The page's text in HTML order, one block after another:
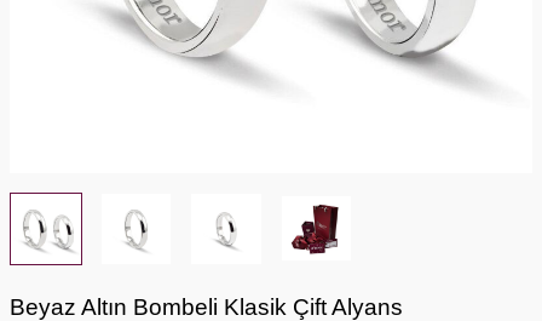
Beyaz Altın Bombeli Klasik Çift Alyans